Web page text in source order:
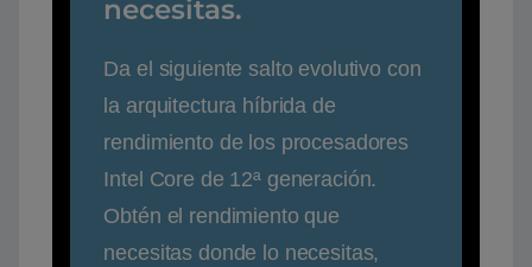
necesitas.
Da el siguiente salto evolutivo con
la arquitectura híbrida de
rendimiento de los procesadores
Intel Core de 12ª generación.
Obtén el rendimiento que
necesitas donde lo necesitas,